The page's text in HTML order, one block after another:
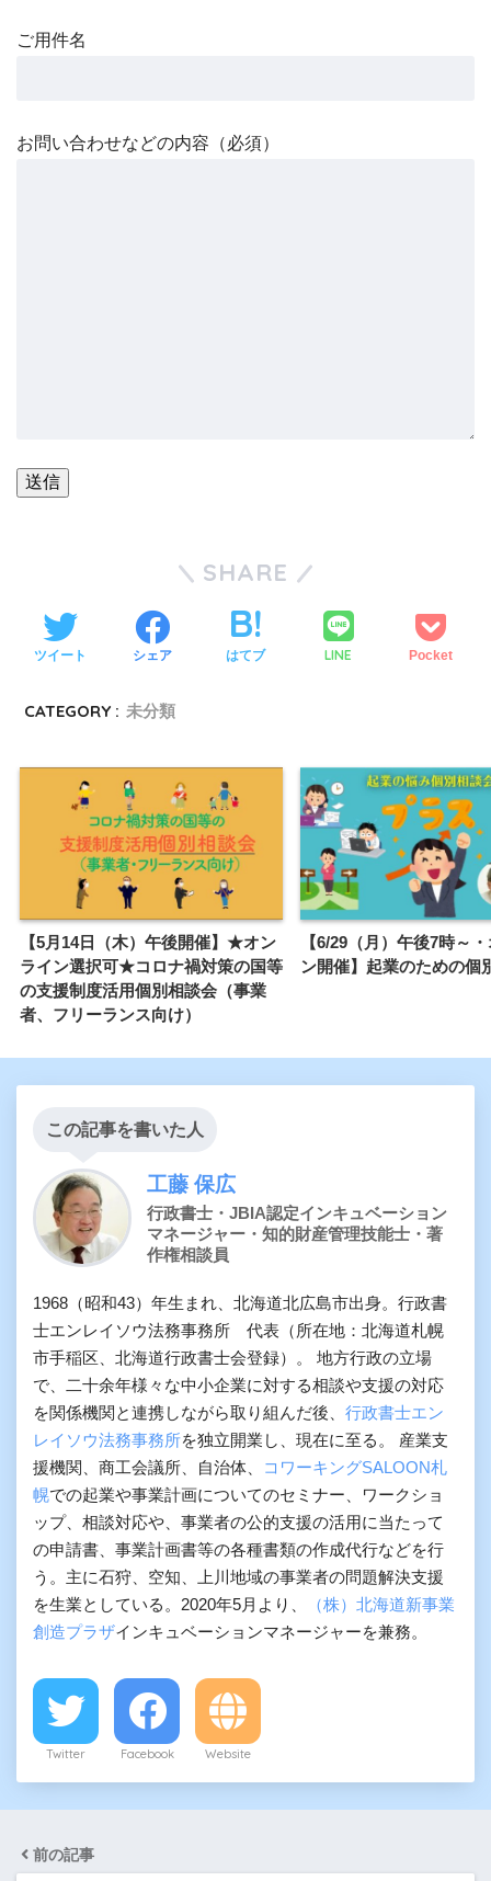
ご用件名
お問い合わせなどの内容（必須）
SHARE
ツイート シェア はてブ LINE Pocket
CATEGORY : 未分類
【5月14日（木）午後開催】★オン
ライン選択可★コロナ禍対策の国等
の支援制度活用個別相談会（事業
者、フリーランス向け）
【6/29（月）午後7時～
ン開催】起業のための個
この記事を書いた人
工藤 保広
行政書士・JBIA認定インキュベーション
マネージャー・知的財産管理技能士・著
作権相談員
1968（昭和43）年生まれ、北海道北広島市出身。行政書
士エンレイソウ法務事務所 代表（所在地：北海道札幌
市手稲区、北海道行政書士会登録）。 地方行政の立場
で、二十余年様々な中小企業に対する相談や支援の対応
を関係機関と連携しながら取り組んだ後、 行政書士エン
レイソウ法務事務所を独立開業し、現在に至る。 産業支
援機関、商工会議所、自治体、
コワーキングSALOON札
幌での起業や事業計画についてのセミナー、ワークショ
ップ、相談対応や、事業者の公的支援の活用に当たって
の申請書、事業計画書等の各種書類の作成代行などを行
う。主に石狩、空知、上川地域の事業者の問題解決支援
を生業としている。2020年5月より、
（株）北海道新事業
創造プラザインキュベーションマネージャーを兼務。
Twitter Facebook Website
前の記事